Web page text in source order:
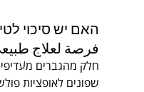
האם יש סיכוי
فرصة لعلاج
חלק מהגברים
שפונים לאופציות